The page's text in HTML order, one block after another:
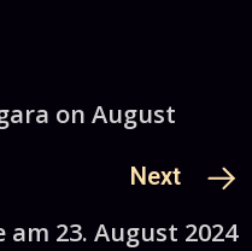
on August
Next
am 23. August 2024